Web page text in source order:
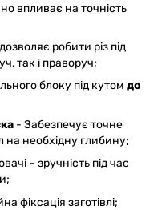
впливає на точність
робити різ під
так і праворуч;
блоку під кутом до
- Забезпечує точне
на необхідну глибину;
– зручність під час
фіксація заготівлі;